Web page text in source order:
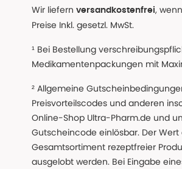
Wir liefern versandkostenfrei,
Preise Inkl. gesetzl. MwSt.
¹ Bei Bestellung
Medikamentenpackungen mit
² Allgemeine
Preisvorteilscodes und anderen
Online-Shop Ultra-Pharm.de und
Gutscheincode einlösbar. Der
Gesamtsortiment rezeptfreier
ausgelobt werden. Bei Eingabe